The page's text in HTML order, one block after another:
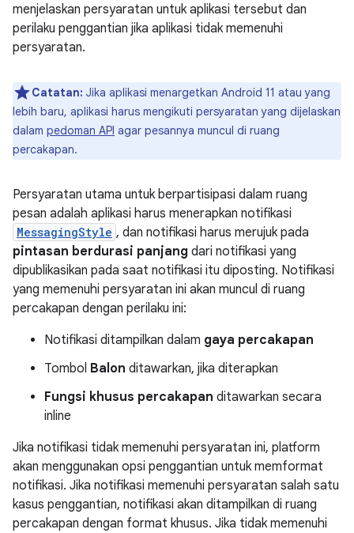
menjelaskan persyaratan untuk aplikasi tersebut dan
perilaku penggantian jika aplikasi tidak memenuhi
persyaratan.
Catatan: Jika aplikasi menargetkan Android 11 atau yang
lebih baru, aplikasi harus mengikuti persyaratan yang dijelaskan
dalam pedoman API agar pesannya muncul di ruang
percakapan.
Persyaratan utama untuk berpartisipasi dalam ruang
pesan adalah aplikasi harus menerapkan notifikasi
MessagingStyle , dan notifikasi harus merujuk pada
pintasan berdurasi panjang dari notifikasi yang
dipublikasikan pada saat notifikasi itu diposting. Notifikasi
yang memenuhi persyaratan ini akan muncul di ruang
percakapan dengan perilaku ini:
Notifikasi ditampilkan dalam gaya percakapan
Tombol Balon ditawarkan, jika diterapkan
Fungsi khusus percakapan ditawarkan secara
inline
Jika notifikasi tidak memenuhi persyaratan ini, platform
akan menggunakan opsi penggantian untuk memformat
notifikasi. Jika notifikasi memenuhi persyaratan salah satu
kasus penggantian, notifikasi akan ditampilkan di ruang
percakapan dengan format khusus. Jika tidak memenuhi